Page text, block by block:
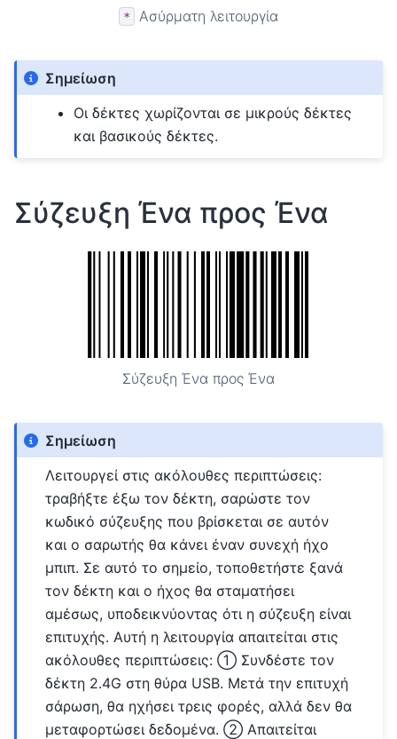
* Ασύρματη λειτουργία
Σημείωση
Οι δέκτες χωρίζονται σε μικρούς δέκτες
και βασικούς δέκτες.
Σύζευξη Ένα προς Ένα
Σύζευξη Ένα προς Ένα
Σημείωση
Λειτουργεί στις ακόλουθες περιπτώσεις:
τραβήξτε έξω τον δέκτη, σαρώστε τον
κωδικό σύζευξης που βρίσκεται σε αυτόν
και ο σαρωτής θα κάνει έναν συνεχή ήχο
μπιπ. Σε αυτό το σημείο, τοποθετήστε ξανά
τον δέκτη και ο ήχος θα σταματήσει
αμέσως, υποδεικνύοντας ότι η σύζευξη είναι
επιτυχής. Αυτή η λειτουργία απαιτείται στις
ακόλουθες περιπτώσεις: ① Συνδέστε τον
δέκτη 2.4G στη θύρα USB. Μετά την επιτυχή
σάρωση, θα ηχήσει τρεις φορές, αλλά δεν θα
μεταφορτώσει δεδομένα. ② Απαιτείται